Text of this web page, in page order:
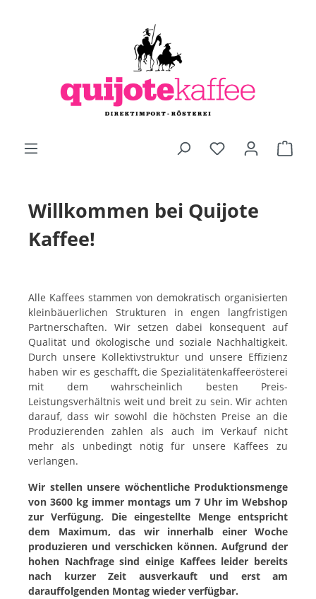
Willkommen bei Quijote
Kaffee!
Alle Kaffees stammen von demokratisch organisierten
kleinbäuerlichen Strukturen in engen langfristigen
Partnerschaften. Wir setzen dabei konsequent auf
Qualität und ökologische und soziale Nachhaltigkeit.
Durch unsere Kollektivstruktur und unsere Effizienz
haben wir es geschafft, die Spezialitätenkaffeerösterei
mit dem wahrscheinlich besten Preis-
Leistungsverhältnis weit und breit zu sein. Wir achten
darauf, dass wir sowohl die höchsten Preise an die
Produzierenden zahlen als auch im Verkauf nicht
mehr als unbedingt nötig für unsere Kaffees zu
verlangen.
Wir stellen unsere wöchentliche Produktionsmenge
von 3600 kg immer montags um 7 Uhr im Webshop
zur Verfügung. Die eingestellte Menge entspricht
dem Maximum, das wir innerhalb einer Woche
produzieren und verschicken können. Aufgrund der
hohen Nachfrage sind einige Kaffees leider bereits
nach kurzer Zeit ausverkauft und erst am
darauffolgenden Montag wieder verfügbar.